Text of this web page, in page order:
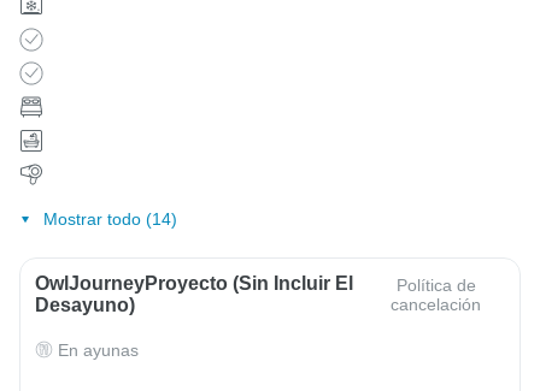
Mostrar todo (14)
OwlJourneyProyecto (sin Incluir El
Desayuno)
Política de
cancelación
En ayunas